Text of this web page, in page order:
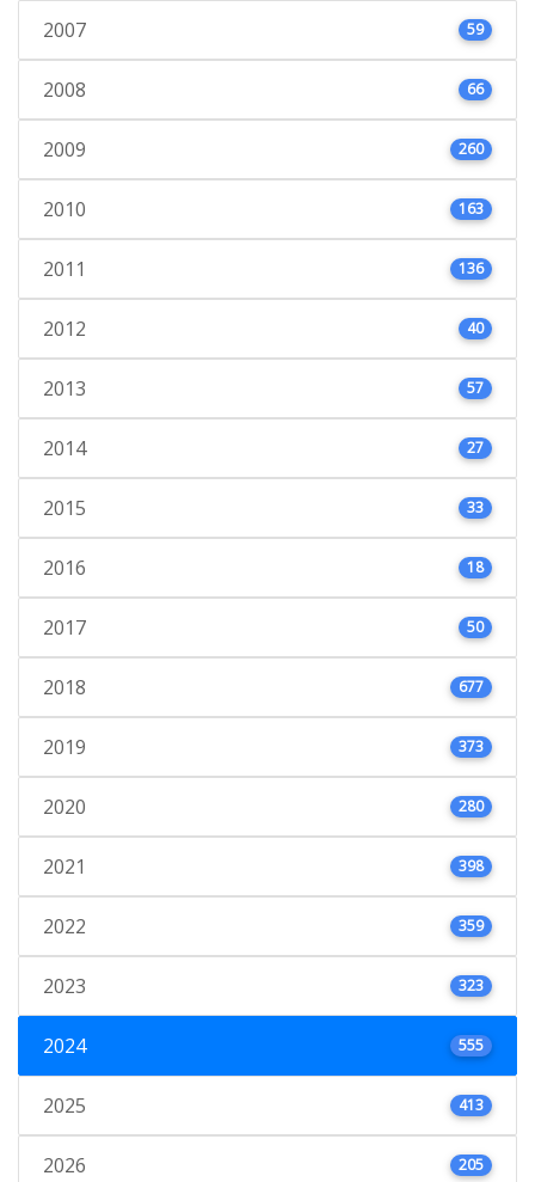
2007 59
2008 66
2009 260
2010 163
2011 136
2012 40
2013 57
2014 27
2015 33
2016 18
2017 50
2018 677
2019 373
2020 280
2021 398
2022 359
2023 323
2024 555
2025 413
2026 205